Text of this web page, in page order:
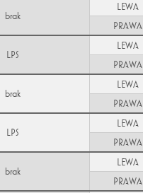
brak
LEWA
PRAWA
LPS
LEWA
PRAWA
brak
LEWA
PRAWA
LPS
LEWA
PRAWA
brak
LEWA
PRAWA